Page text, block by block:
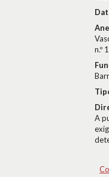
n.º
A